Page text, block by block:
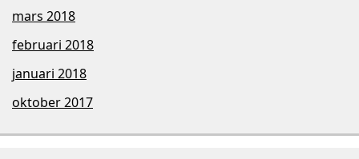
mars 2018
februari 2018
januari 2018
oktober 2017